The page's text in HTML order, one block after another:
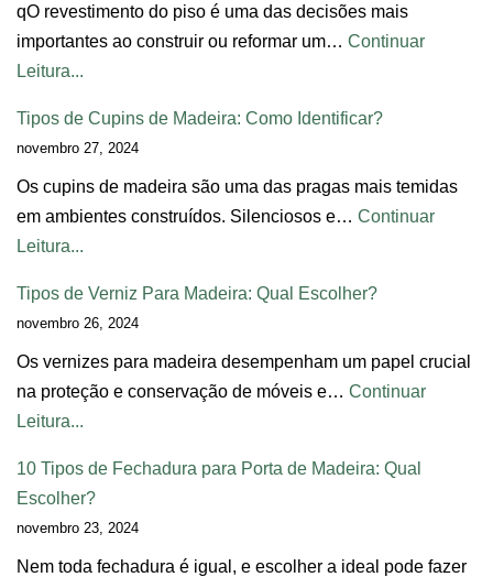
qO revestimento do piso é uma das decisões mais
importantes ao construir ou reformar um… Continuar
Leitura...
Tipos de Cupins de Madeira: Como Identificar?
novembro 27, 2024
Os cupins de madeira são uma das pragas mais temidas
em ambientes construídos. Silenciosos e… Continuar
Leitura...
Tipos de Verniz Para Madeira: Qual Escolher?
novembro 26, 2024
Os vernizes para madeira desempenham um papel crucial
na proteção e conservação de móveis e… Continuar
Leitura...
10 Tipos de Fechadura para Porta de Madeira: Qual
Escolher?
novembro 23, 2024
Nem toda fechadura é igual, e escolher a ideal pode fazer